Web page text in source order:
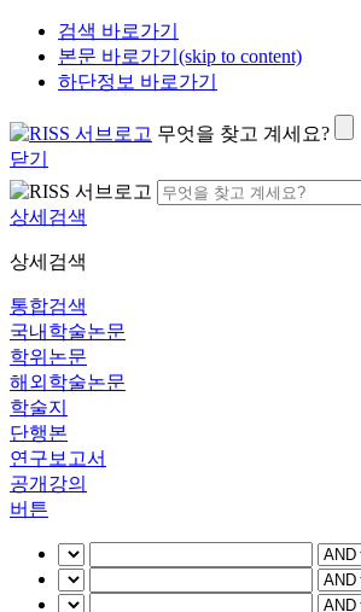
검색 바로가기
본문 바로가기(skip to content)
하단정보 바로가기
무엇을 찾고 계세요?
닫기
상세검색
상세검색
통합검색
국내학술논문
학위논문
해외학술논문
학술지
단행본
연구보고서
공개강의
버튼